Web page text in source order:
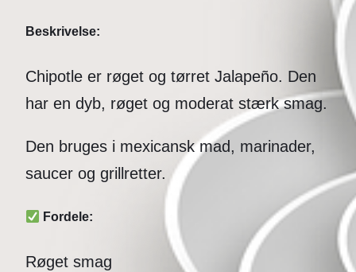
Beskrivelse:
Chipotle er røget og tørret Jalapeño. Den
har en dyb, røget og moderat stærk smag.
Den bruges i mexicansk mad, marinader,
saucer og grillretter.
Fordele:
Røget smag